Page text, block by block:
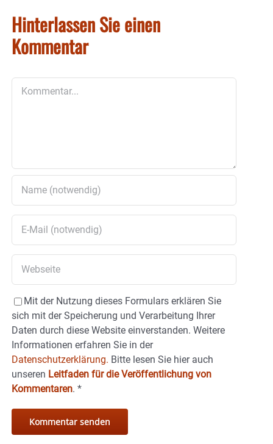
Hinterlassen Sie einen
Kommentar
Mit der Nutzung dieses Formulars erklären Sie
sich mit der Speicherung und Verarbeitung Ihrer
Daten durch diese Website einverstanden. Weitere
Informationen erfahren Sie in der
Datenschutzerklärung. Bitte lesen Sie hier auch
unseren Leitfaden für die Veröffentlichung von
Kommentaren. *